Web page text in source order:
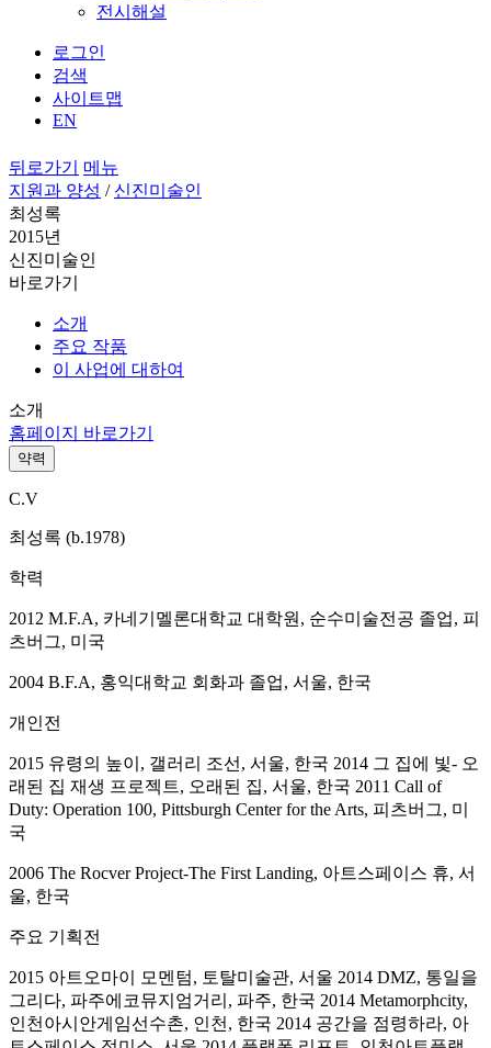
전시해설
로그인
검색
사이트맵
EN
뒤로가기
메뉴
지원과 양성 / 신진미술인
최성록
2015년
신진미술인
바로가기
소개
주요 작품
이 사업에 대하여
소개
홈페이지 바로가기
약력
C.V
최성록 (b.1978)
학력
2012 M.F.A, 카네기멜론대학교 대학원, 순수미술전공 졸업, 피
츠버그, 미국
2004 B.F.A, 홍익대학교 회화과 졸업, 서울, 한국
개인전
2015 유령의 높이, 갤러리 조선, 서울, 한국 2014 그 집에 빛- 오
래된 집 재생 프로젝트, 오래된 집, 서울, 한국 2011 Call of
Duty: Operation 100, Pittsburgh Center for the Arts, 피츠버그, 미
국
2006 The Rocver Project-The First Landing, 아트스페이스 휴, 서
울, 한국
주요 기획전
2015 아트오마이 모멘텀, 토탈미술관, 서울 2014 DMZ, 통일을
그리다, 파주에코뮤지엄거리, 파주, 한국 2014 Metamorphcity,
인천아시안게임선수촌, 인천, 한국 2014 공간을 점령하라, 아